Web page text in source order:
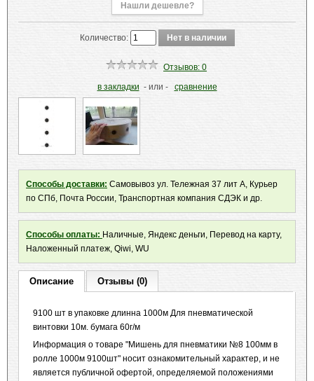
Нашли дешевле?
Количество:
Отзывов: 0
в закладки - или - сравнение
Способы доставки: Самовывоз ул. Тележная 37 лит А, Курьер
по СПб, Почта России, Транспортная компания СДЭК и др.
Способы оплаты: Наличные, Яндекс деньги, Перевод на карту,
Наложенный платеж, Qiwi, WU
Описание Отзывы (0)
9100 шт в упаковке длинна 1000м Для пневматической
винтовки 10м. бумага 60г/м
Информация о товаре "Мишень для пневматики №8 100мм в
ролле 1000м 9100шт" носит ознакомительный характер, и не
является публичной офертой, определяемой положениями